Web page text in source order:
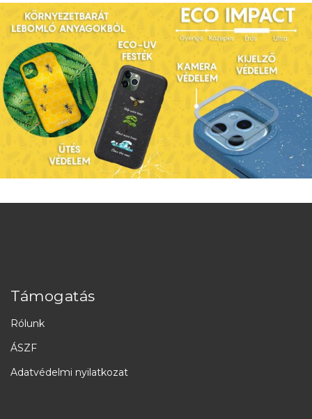
Támogatás
Rólunk
ÁSZF
Adatvédelmi nyilatkozat